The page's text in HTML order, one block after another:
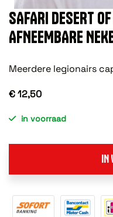
SAFARI DESERT
AFNEEMBARE
Meerdere legionairs
€ 12,50
in voorraad
IN